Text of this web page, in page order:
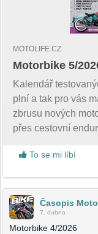
MOTOLIFE.CZ
Motorbike 5/
Kalendář
plní a tak pro vás
zbrusu nových
přes cestovní
To se mi líbí
Časopis
7. dubna
Motorbike 4/2026